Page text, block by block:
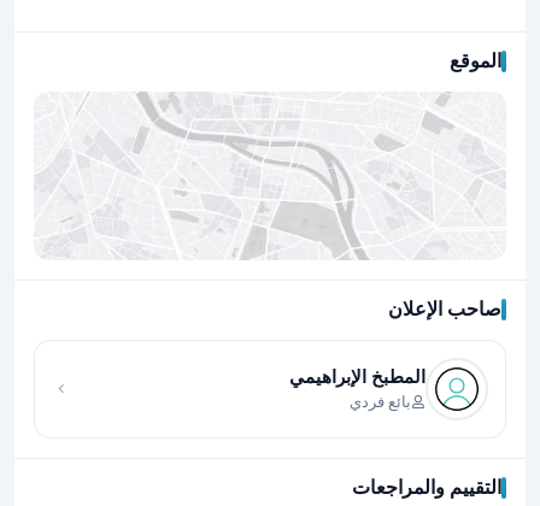
الموقع
صاحب الإعلان
المطبخ الإبراهيمي
بائع فردي
التقييم والمراجعات